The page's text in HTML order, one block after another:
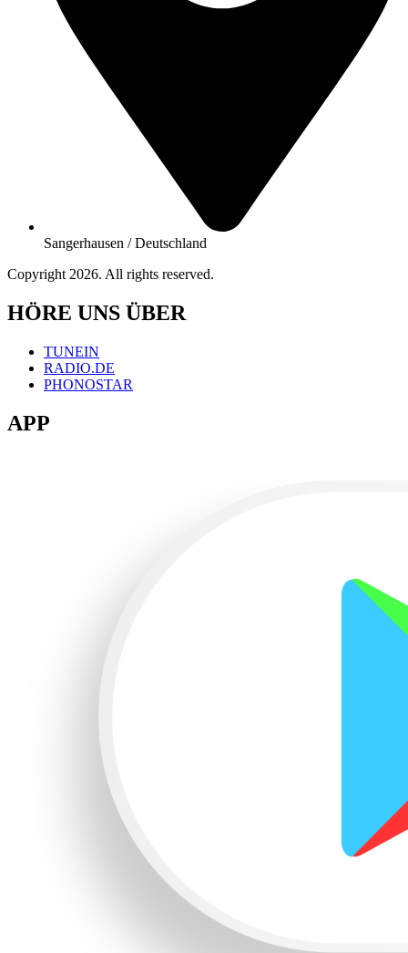
Sangerhausen / Deutschland
Copyright 2026. All rights reserved.
HÖRE UNS ÜBER
TUNEIN
RADIO.DE
PHONOSTAR
APP